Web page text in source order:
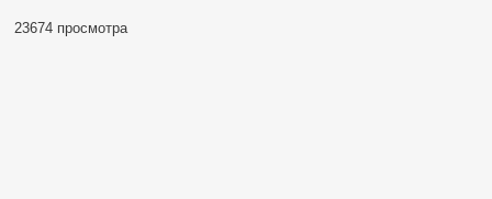
23674 просмотра